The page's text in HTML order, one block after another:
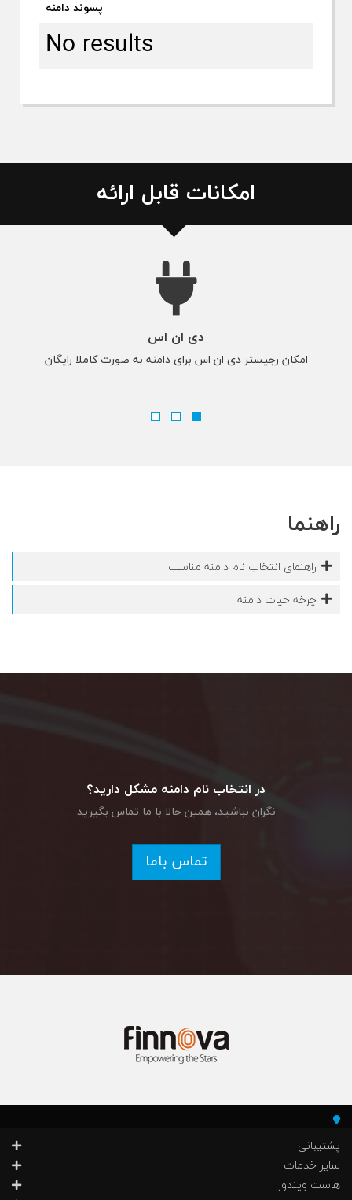
پسوند دامنه
No results
امکانات قابل ارائه
دی ان اس
امکان رجیستر دی ان اس برای دامنه به صورت کاملا رایگان
راهنما
راهنمای انتخاب نام دامنه مناسب
چرخه حیات دامنه
در انتخاب نام دامنه مشکل دارید؟
نگران نباشید، همین حالا با ما تماس بگیرید
تماس باما
پشتیبانی
سایر خدمات
هاست ویندوز